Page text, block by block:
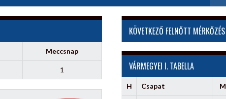
Meccsnap
1
KÖVETKEZŐ FELNŐTT MÉRKŐZÉS
VÁRMEGYEI I. TABELLA
H Csapat M